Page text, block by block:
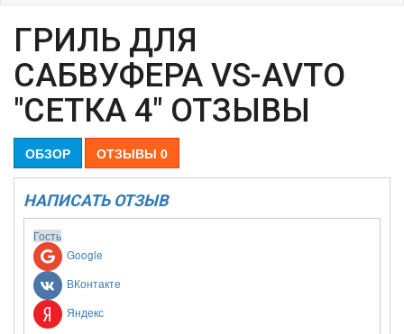
ГРИЛЬ ДЛЯ
САБВУФЕРА VS-AVTO
"СЕТКА 4" ОТЗЫВЫ
ОБЗОР ОТЗЫВЫ 0
НАПИСАТЬ ОТЗЫВ
Гость
Google
ВКонтакте
Яндекс